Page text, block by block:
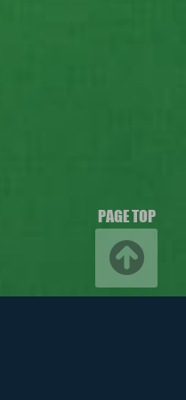
PAGE TOP